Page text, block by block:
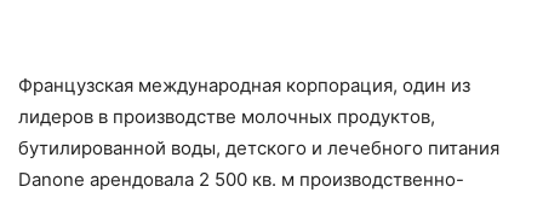
Французская международная корпорация, один из
лидеров в производстве молочных продуктов,
бутилированной воды, детского и лечебного питания
Danone арендовала 2 500 кв. м производственно-